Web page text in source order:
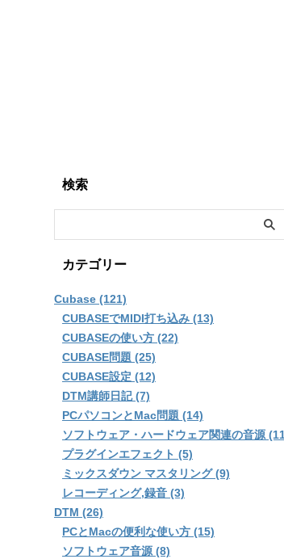
検索
カテゴリー
Cubase (121)
CUBASEでMIDI打ち込み (13)
CUBASEの使い方 (22)
CUBASE問題 (25)
CUBASE設定 (12)
DTM講師日記 (7)
PCパソコンとMac問題 (14)
ソフトウェア・ハードウェア関連の音源
プラグインエフェクト (5)
ミックスダウン マスタリング (9)
レコーディング,録音 (3)
DTM (26)
PCとMacの便利な使い方 (15)
ソフトウェア音源 (8)